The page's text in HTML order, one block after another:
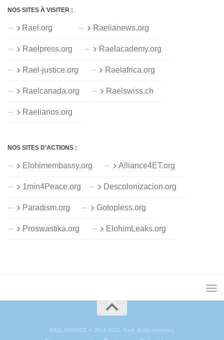
NOS SITES À VISITER :
Rael.org Raelianews.org
Raelpress.org Raelacademy.org
Rael-justice.org Raelafrica.org
Raelcanada.org Raelswiss.ch
Raelianos.org
NOS SITES D’ACTIONS :
Elohimembassy.org Alliance4ET.org
1min4Peace.org Descolonizacion.org
Paradism.org Gotopless.org
Proswastika.org ElohimLeaks.org
RAËL FRANCE © 2014-2026. Tous droits réservés.